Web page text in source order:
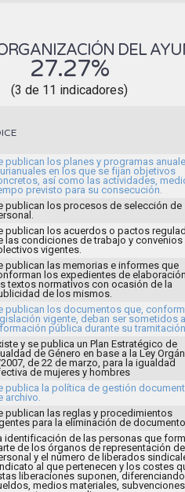
DEL
27.27%
(3 de 11 indicadores)
publican los planes y programas
en los que se fijan objetivos
así como las actividades,
previsto para su consecución.
publican los procesos de selección de
publican los acuerdos o pactos
las condiciones de trabajo y convenios
vigentes.
publican las memorias e informes que
los expedientes de
textos normativos con ocasión de la
de los mismos.
publican los documentos que,
vigente, deban ser sometidos a
pública durante su
y se publica un Plan Estratégico de
de Género en base a la Ley
de 22 de marzo, para la igualdad
de mujeres y hombres
publica la política de gestión
archivo.
publican las reglas y procedimientos
para la eliminación de
identificación de las personas que
de los órganos de representación
y el número de liberados
al que pertenecen y los costes
liberaciones suponen, diferenciando
medios materiales,